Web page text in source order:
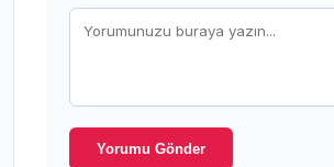
Yorumu Gönder